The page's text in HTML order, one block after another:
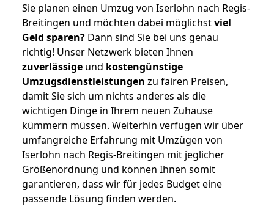
Sie planen einen Umzug von Iserlohn nach Regis-
Breitingen und möchten dabei möglichstviel
Geld sparen? Dann sind Sie bei uns genau
richtig! Unser Netzwerk bieten Ihnen
zuverlässige und kostengünstige
Umzugsdienstleistungen zu fairen Preisen,
damit Sie sich um nichts anderes als die
wichtigen Dinge in Ihrem neuen Zuhause
kümmern müssen. Weiterhin verfügen wir über
umfangreiche Erfahrung mit Umzügen von
Iserlohn nach Regis-Breitingen mit jeglicher
Größenordnung und können Ihnen somit
garantieren, dass wir für jedes Budget eine
passende Lösung finden werden.